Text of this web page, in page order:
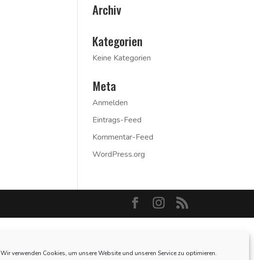
Wir verwenden Cookies, um unsere Website und unseren Service zu optimieren.
Archiv
Kategorien
Keine Kategorien
Meta
Anmelden
Eintrags-Feed
Kommentar-Feed
WordPress.org